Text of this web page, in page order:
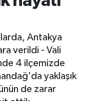
Antakya
verildi - Vali
4 ilçemizde
yaklaşık
de zarar